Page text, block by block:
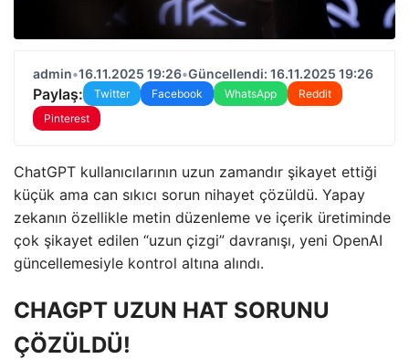
admin•16.11.2025 19:26•Güncellendi: 16.11.2025 19:26
Paylaş: Twitter Facebook WhatsApp
Reddit
Pinterest
ChatGPT kullanıcılarının uzun zamandır şikayet ettiği
küçük ama can sıkıcı sorun nihayet çözüldü. Yapay
zekanın özellikle metin düzenleme ve içerik üretiminde
çok şikayet edilen “uzun çizgi” davranışı, yeni OpenAI
güncellemesiyle kontrol altına alındı.
CHAGPT UZUN HAT SORUNU
ÇÖZÜLDÜ!